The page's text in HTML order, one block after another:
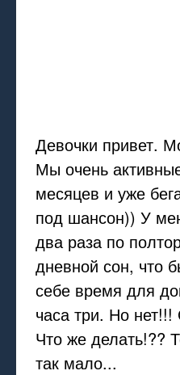
Девочки привет.
Мы очень
месяцев и уже
под шансон)) У
два раза по
дневной сон, что
себе время для
часа три. Но
Что же делать!??
так мало...